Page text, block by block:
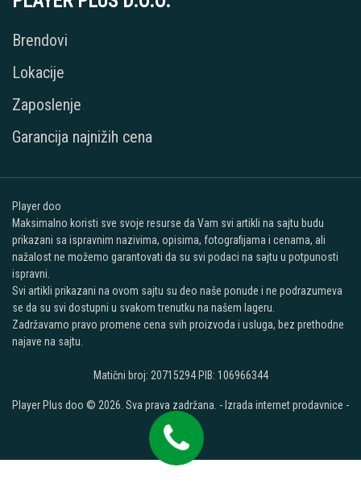
Brendovi
Lokacije
Zaposlenje
Garancija najnižih cena
Player doo
Maksimalno koristi sve svoje resurse da Vam svi artikli na sajtu budu
prikazani sa ispravnim nazivima, opisima, fotografijama i cenama, ali
nažalost ne možemo garantovati da su svi podaci na sajtu u potpunosti
ispravni.
Svi artikli prikazani na ovom sajtu su deo naše ponude i ne podrazumeva
se da su svi dostupni u svakom trenutku na našem lageru.
Zadržavamo pravo promene cena svih proizvoda i usluga, bez prethodne
najave na sajtu.
Matični broj: 20715294 PIB: 106966344
Player Plus doo © 2026. Sva prava zadržana. - Izrada internet prodavnice -
Selltico.